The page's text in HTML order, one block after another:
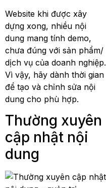
Website khi được xây
dựng xong, nhiều nội
dung mang tính demo,
chưa đúng với sản phẩm/
dịch vụ của doanh nghiệp.
Vì vậy, hãy dành thời gian
để tạo và chỉnh sửa nội
dung cho phù hợp.
Thường xuyên
cập nhật nội
dung